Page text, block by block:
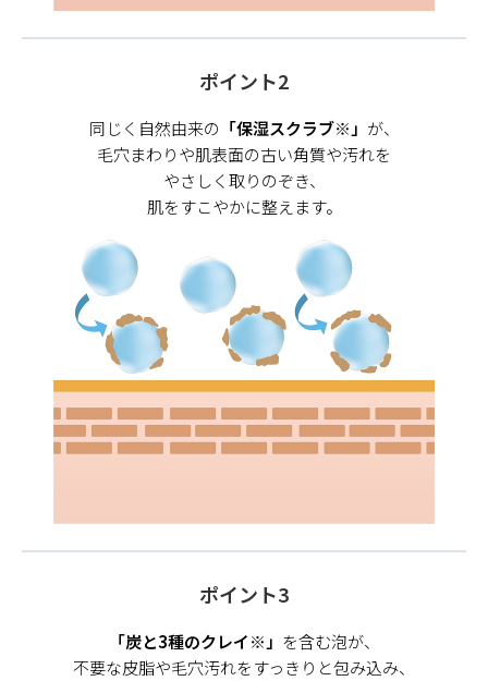
ポイント2
同じく自然由来の 「保湿スクラブ※」 が、
毛穴まわりや肌表面の古い角質や汚れを
やさしく取りのぞき、
肌をすこやかに整えます。
ポイント3
「炭と3種のクレイ※」 を含む泡が、
不要な皮脂や毛穴汚れをすっきりと包み込み、